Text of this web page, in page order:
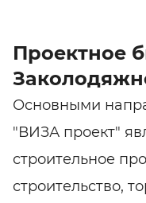
Проектное
Основными
"ВИЗА проект"
строительное
строительство,